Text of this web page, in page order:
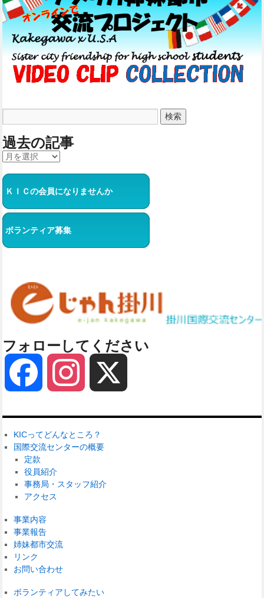
過去の記事
ＫＩＣの会員になりませんか
ボランティア募集
フォローしてください
Facebook Instagram
KICってどんなところ？
国際交流センターの概要
定款
役員紹介
事務局・スタッフ紹介
アクセス
事業内容
事業報告
姉妹都市交流
リンク
お問い合わせ
ボランティアしてみたい